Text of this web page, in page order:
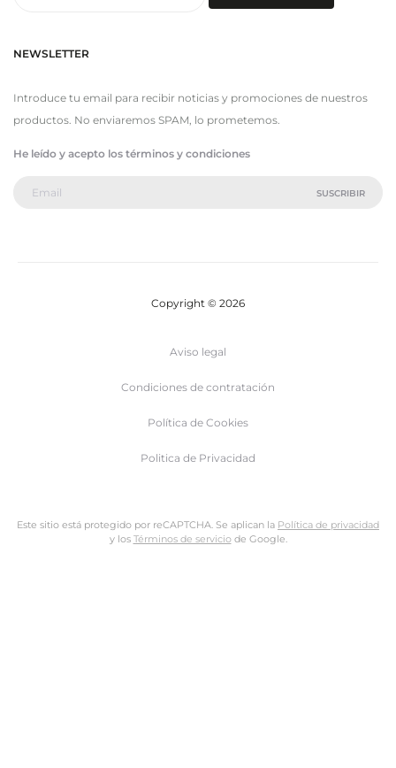
NEWSLETTER
Introduce tu email para recibir noticias y promociones de nuestros
productos. No enviaremos SPAM, lo prometemos.
He leído y acepto los términos y condiciones
Copyright © 2026
Aviso legal
Condiciones de contratación
Política de Cookies
Politica de Privacidad
Este sitio está protegido por reCAPTCHA. Se aplican la Política de privacidad
y los Términos de serviciode Google.